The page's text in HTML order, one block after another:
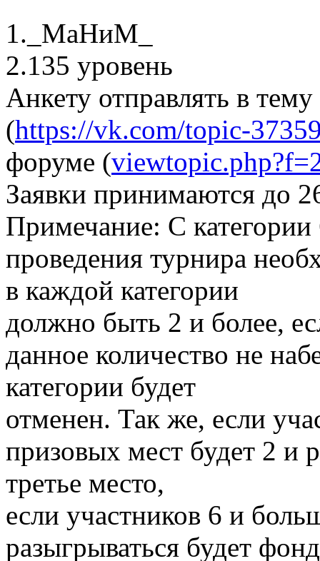
1._МаНиМ_
2.135 уровень
Анкету отправлять в
(https://vk.com/topic-
форуме (
Заявки принимаются до
Примечание: С
проведения турнира
в каждой категории
должно быть 2 и более,
данное количество не
категории будет
отменен. Так же, если
призовых мест будет 2 и
третье место,
если участников 6 и
разыгрываться будет